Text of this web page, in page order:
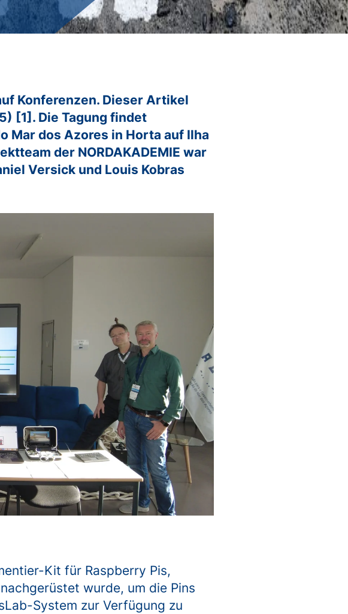
Ingenieurwissenschaften
Wirtschaftswissenschaften
Konferenzen. Dieser Artikel
[1]. Die Tagung findet
Mar dos Azores in Horta auf Ilha
der NORDAKADEMIE war
Versick und Louis Kobras
Kit für Raspberry Pis,
wurde, um die Pins
System zur Verfügung zu